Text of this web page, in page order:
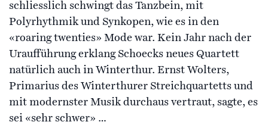
schliesslich schwingt das Tanzbein, mit
Polyrhythmik und Synkopen, wie es in den
«roaring twenties» Mode war. Kein Jahr nach der
Uraufführung erklang Schoecks neues Quartett
natürlich auch in Winterthur. Ernst Wolters,
Primarius des Winterthurer Streichquartetts und
mit modernster Musik durchaus vertraut, sagte, es
sei «sehr schwer» …